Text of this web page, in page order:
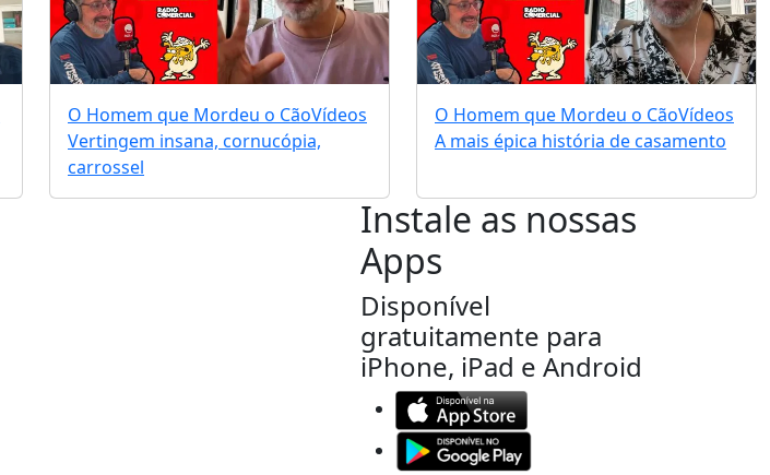
O Homem que Mordeu o CãoVídeos
Vertingem insana, cornucópia,
carrossel
O Homem que Mordeu o CãoVídeos
A mais épica história de casamento
Instale as nossas
Apps
Disponível
gratuitamente para
iPhone, iPad e Android